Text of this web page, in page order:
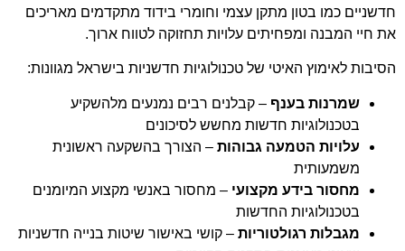
חדשניים כמו בטון מתקן עצמי וחומרי בידוד מתקדמים מאריכים
את חיי המבנה ומפחיתים עלויות תחזוקה לטווח ארוך.
הסיבות לאימוץ האיטי של טכנולוגיות חדשניות בישראל מגוונות:
שמרנות בענף – קבלנים רבים נמנעים מלהשקיע
בטכנולוגיות חדשות מחשש לסיכונים
עלויות הטמעה גבוהות – הצורך בהשקעה ראשונית
משמעותית
מחסור בידע מקצועי – מחסור באנשי מקצוע המיומנים
בטכנולוגיות החדשות
מגבלות רגולטוריות – קושי באישור שיטות בנייה חדשניות